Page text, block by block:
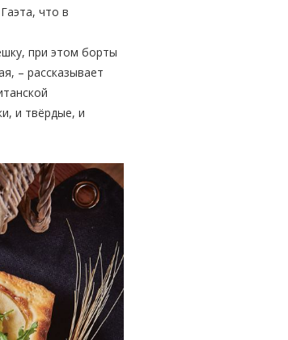
что в
при этом борты
– рассказывает
и твёрдые, и